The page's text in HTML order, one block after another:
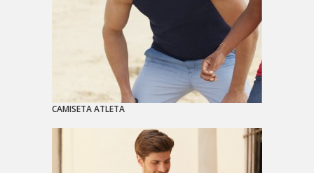
CAMISETA ATLETA